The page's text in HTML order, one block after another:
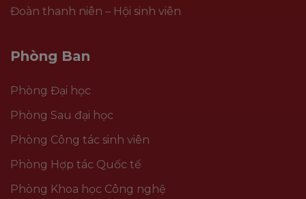
Đoàn thanh niên – Hội sinh viên
Phòng Ban
Phòng Đại học
Phòng Sau đại học
Phòng Công tác sinh viên
Phòng Hợp tác Quốc tế
Phòng Khoa học Công nghệ